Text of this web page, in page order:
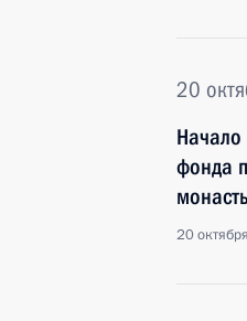
20
Начало
фонда
20